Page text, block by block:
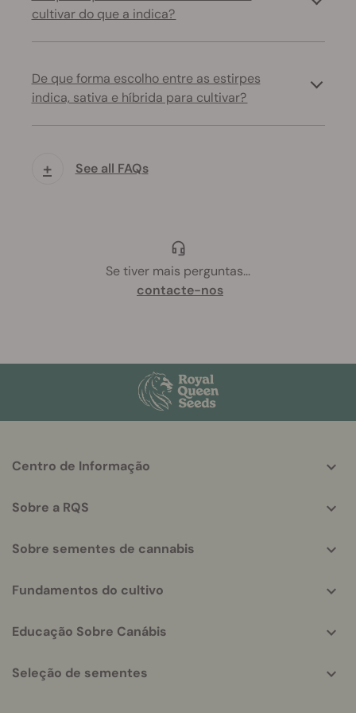
cultivar do que a indica?
De que forma escolho entre as estirpes
indica, sativa e híbrida para cultivar?
+ See all FAQs
Se tiver mais perguntas...
contacte-nos
helpful
Centro de Informação
Sobre a RQS
Sobre sementes de cannabis
Fundamentos do cultivo
Educação Sobre Canábis
Seleção de sementes